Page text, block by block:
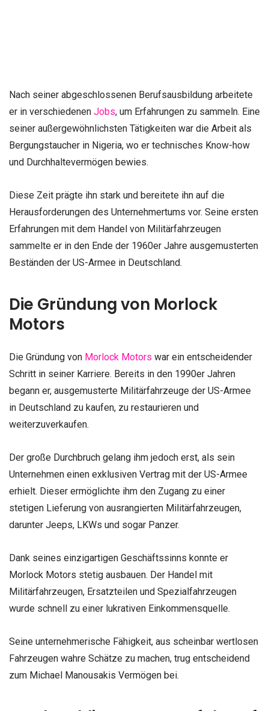
Nach seiner abgeschlossenen Berufsausbildung arbeitete
er in verschiedenen Jobs, um Erfahrungen zu sammeln. Eine
seiner außergewöhnlichsten Tätigkeiten war die Arbeit als
Bergungstaucher in Nigeria, wo er technisches Know-how
und Durchhaltevermögen bewies.
Diese Zeit prägte ihn stark und bereitete ihn auf die
Herausforderungen des Unternehmertums vor. Seine ersten
Erfahrungen mit dem Handel von Militärfahrzeugen
sammelte er in den Ende der 1960er Jahre ausgemusterten
Beständen der US-Armee in Deutschland.
Die Gründung von Morlock
Motors
Die Gründung von Morlock Motors war ein entscheidender
Schritt in seiner Karriere. Bereits in den 1990er Jahren
begann er, ausgemusterte Militärfahrzeuge der US-Armee
in Deutschland zu kaufen, zu restaurieren und
weiterzuverkaufen.
Der große Durchbruch gelang ihm jedoch erst, als sein
Unternehmen einen exklusiven Vertrag mit der US-Armee
erhielt. Dieser ermöglichte ihm den Zugang zu einer
stetigen Lieferung von ausrangierten Militärfahrzeugen,
darunter Jeeps, LKWs und sogar Panzer.
Dank seines einzigartigen Geschäftssinns konnte er
Morlock Motors stetig ausbauen. Der Handel mit
Militärfahrzeugen, Ersatzteilen und Spezialfahrzeugen
wurde schnell zu einer lukrativen Einkommensquelle.
Seine unternehmerische Fähigkeit, aus scheinbar wertlosen
Fahrzeugen wahre Schätze zu machen, trug entscheidend
zum Michael Manousakis Vermögen bei.